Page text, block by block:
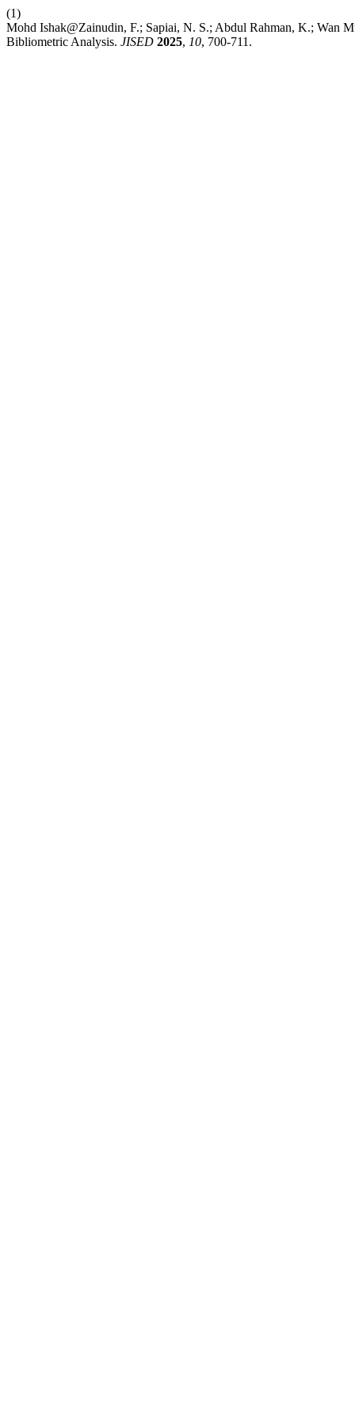
(1)
Mohd Ishak@Zainudin, F.; Sapiai, N. S.; Abdul Rahman, K.; Wan
Bibliometric Analysis. JISED 2025, 10, 700-711.